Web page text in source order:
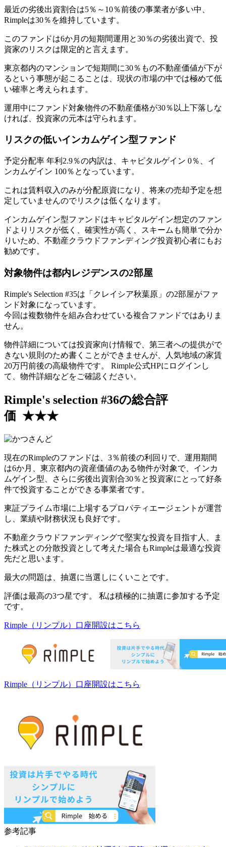
最近の劣後出資割合は5％～10％前後の事業者が多い中、
Rimpleは30％を維持しています。
このファンドは6か月の短期間運用と30％の劣後出資で、投
資家のリスクは限定的と言えます。
東京都内のマンションで短期間に30％もの不動産価値が下が
るという事態が起こることは、現状の市場の中では極めて低
い確率と考えられます。
運用中にファンド対象物件の不動産価格が30％以上下落しな
ければ、投資家の元本は守られます。
リスクの低いインカムゲイン型ファンド
予定分配率 年利2.9％の内訳は、キャピタルゲイン 0％、イ
ンカムゲイン 100％となっています。
これは賃料収入のみが分配原資になり、将来の売却予定を想
定していませんのでリスクは低くなります。
インカムゲイン型ファンドはキャピタルゲイン想定のファン
ドよりリスクが低く、確実性が高く、スキームも簡単で分か
りいため、 不動産クラウドファンディング投資初心者にもお
勧めです。
対象物件は都内レジデンスの2部屋
Rimple's Selection #35は「クレイシア秋葉原」の2部屋がファ
ンド対象になっています。
今回は複数物件を組み合わせている複合ファンドではありま
せん。
物件詳細については投資家向け情報で、第三者への提供がで
きない規則のため書くことができませんが、人気地域の家賃
20万円前後の高級物件です。 Rimple公式HPにログインし
て、物件詳細などをご確認ください。
Rimple's selection #36の総合評
価 ★★★
現在のRimpleのファンドは、3％前後の利回りで、運用期間
は6か月、東京都内の資産価値のある物件が対象で、インカ
ムゲイン型、さらに劣後出資割合30％と投資家にとって好条
件で投資することができる事業者です。
東証プライム市場に上場するプロパティエージェントが運営
し、業績や財務状況も良好です。
不動産クラウドファンディングで堅実な投資を目指す人、ま
た株式との分散投資として考えた場合もRimpleは最適な投資
先だと思います。
最大の問題は、 抽選に当選しにくいこと です。
評価は最高の3つ星です。 私は積極的に抽選に参加する予定
です。
Rimple（リンプル） 口座開設はこちら
Rimple（リンプル） 口座開設はこちら
参考記事